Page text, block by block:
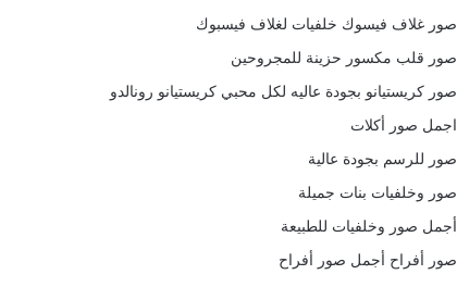
صور غلاف فيسوك خلفيات لغلاف فيسبوك
صور قلب مكسور حزينة للمجروحين
صور كريستيانو بجودة عاليه لكل محبي كريستيانو رونالدو
اجمل صور أكلات
صور للرسم بجودة عالية
صور وخلفيات بنات جميلة
أجمل صور وخلفيات للطبيعة
صور أفراح أجمل صور أفراح